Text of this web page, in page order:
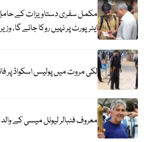
مکمل سفری دستاویزات کے
ایئرپورٹ پر نہیں روکا جائے گا،
لکی مروت میں پولیس اسکواڈ پر
معروف فٹبالر لیونل میسی کے